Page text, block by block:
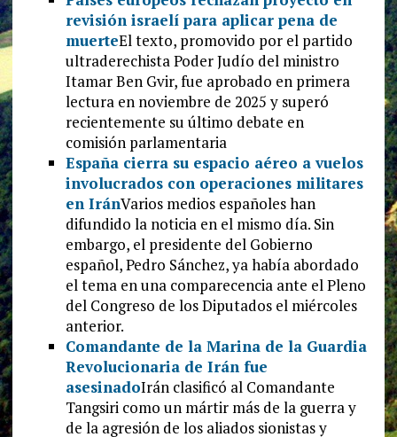
revisión israelí para aplicar pena de
muerteEl texto, promovido por el partido
ultraderechista Poder Judío del ministro
Itamar Ben Gvir, fue aprobado en primera
lectura en noviembre de 2025 y superó
recientemente su último debate en
comisión parlamentaria
España cierra su espacio aéreo a vuelos
involucrados con operaciones militares
en IránVarios medios españoles han
difundido la noticia en el mismo día. Sin
embargo, el presidente del Gobierno
español, Pedro Sánchez, ya había abordado
el tema en una comparecencia ante el Pleno
del Congreso de los Diputados el miércoles
anterior.
Comandante de la Marina de la Guardia
Revolucionaria de Irán fue
asesinadoIrán clasificó al Comandante
Tangsiri como un mártir más de la guerra y
de la agresión de los aliados sionistas y